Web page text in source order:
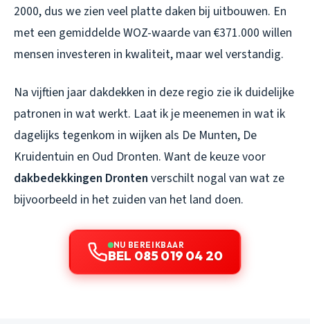
2000, dus we zien veel platte daken bij uitbouwen. En
met een gemiddelde WOZ-waarde van €371.000 willen
mensen investeren in kwaliteit, maar wel verstandig.
Na vijftien jaar dakdekken in deze regio zie ik duidelijke
patronen in wat werkt. Laat ik je meenemen in wat ik
dagelijks tegenkom in wijken als De Munten, De
Kruidentuin en Oud Dronten. Want de keuze voor
dakbedekkingen Dronten verschilt nogal van wat ze
bijvoorbeeld in het zuiden van het land doen.
NU BEREIKBAAR
BEL 085 019 04 20